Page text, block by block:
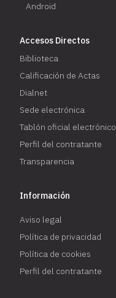
Android
Accesos Directos
Biblioteca
Calificación de Actas
Dialnet
Sede electrónica
Tablón oficial electrónico
Perfil del contratante
Transparencia
Información
Aviso legal
Política de privacidad
Política de cookies
Perfil del contratante